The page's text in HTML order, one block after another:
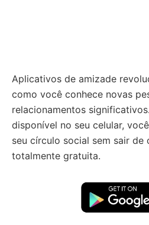
Aplicativos de amizade
como você conhece novas
relacionamentos
disponível no seu celular,
seu círculo social sem sair de
totalmente gratuita.